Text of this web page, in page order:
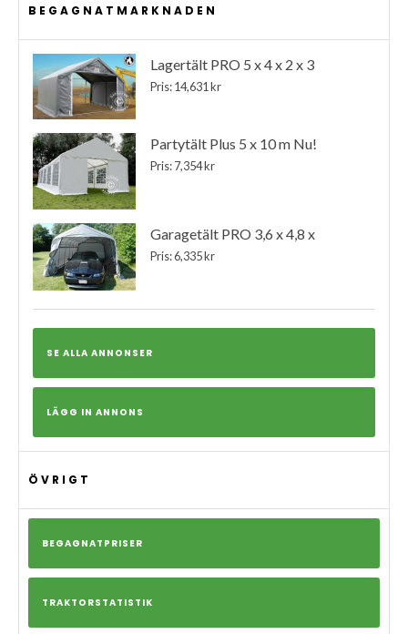
BEGAGNATMARKNADEN
Lagertält PRO 5 x 4 x 2 x 3
Pris: 14,631 kr
Partytält Plus 5 x 10 m Nu!
Pris: 7,354 kr
Garagetält PRO 3,6 x 4,8 x
Pris: 6,335 kr
SE ALLA ANNONSER
LÄGG IN ANNONS
ÖVRIGT
BEGAGNATPRISER
TRAKTORSTATISTIK